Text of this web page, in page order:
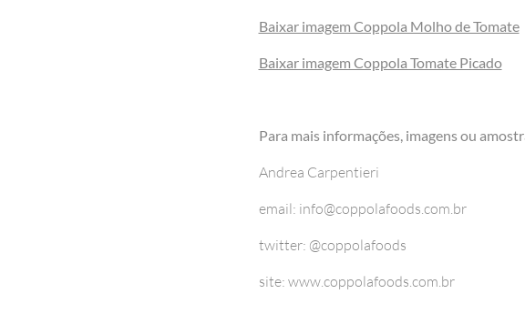
Baixar imagem Coppola Molho de Tomate
Baixar imagem Coppola Tomate Picado
Para mais informações, imagens ou
Andrea Carpentieri
email: info@coppolafoods.com.br
twitter: @coppolafoods
site: www.coppolafoods.com.br